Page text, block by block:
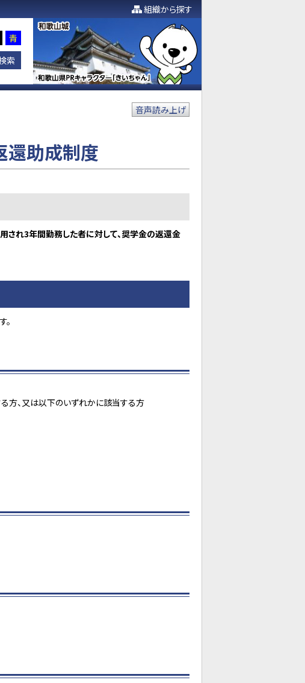
組織から探す
青
音声読み上げ
還助成制度
され3年間勤務した者に対して、奨学金の返還金
方、又は以下のいずれかに該当する方